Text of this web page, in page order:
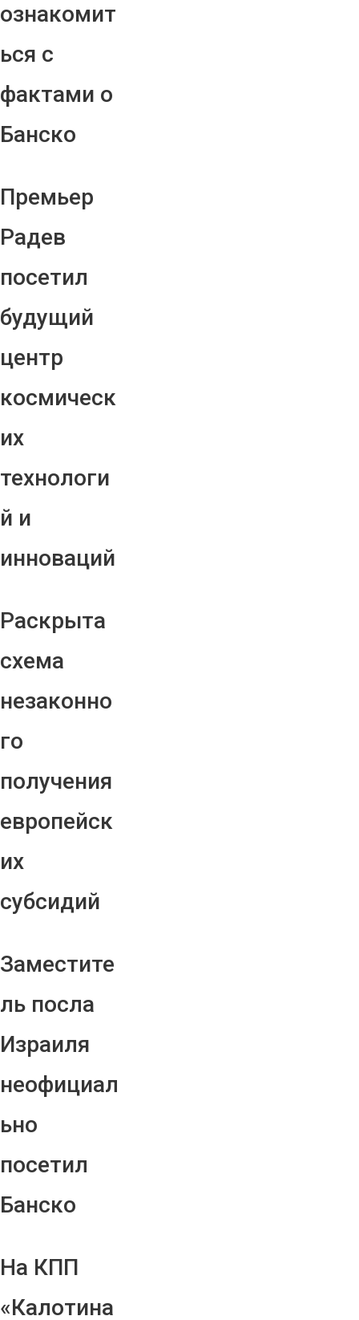
ознакомит
ься с
фактами о
Банско
Премьер
Радев
посетил
будущий
центр
космическ
их
технологи
й и
инноваций
Раскрыта
схема
незаконно
го
получения
европейск
их
субсидий
Заместите
ль посла
Израиля
неофициал
ьно
посетил
Банско
На КПП
«Калотина